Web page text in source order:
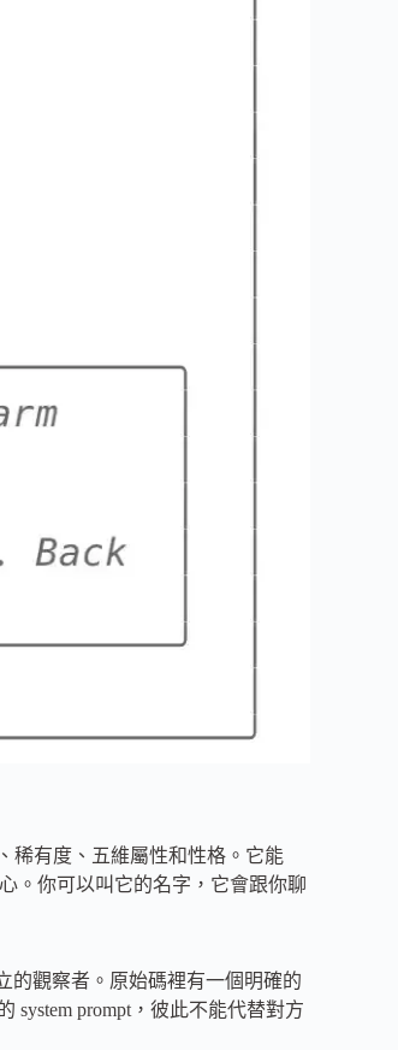
稀有度、五維屬性和性格。它能
。你可以叫它的名字，它會跟你聊
的觀察者。原始碼裡有一個明確的
system prompt，彼此不能代替對方